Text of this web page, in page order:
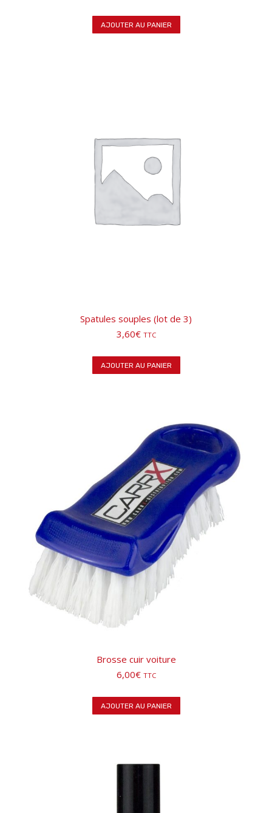
AJOUTER AU PANIER
Spatules souples (lot de 3)
3,60€ TTC
AJOUTER AU PANIER
Brosse cuir voiture
6,00€ TTC
AJOUTER AU PANIER